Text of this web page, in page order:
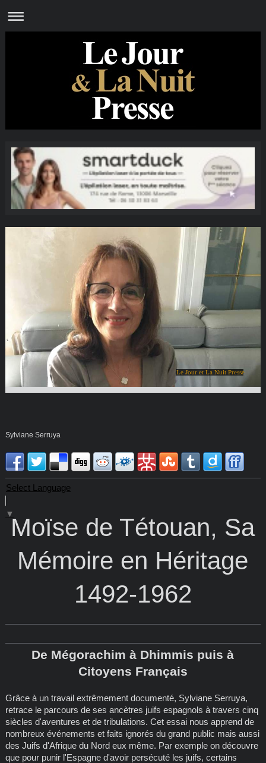
Le Jour et La Nuit Presse
Sylviane Serruya
Select Language
▼Moïse de Tétouan, Sa
Mémoire en Héritage
1492-1962
De Mégorachim à Dhimmis puis à
Citoyens Français
Grâce à un travail extrêmement documenté, Sylviane Serruya,
retrace le parcours de ses ancètres juifs espagnols à travers cinq
siècles d'aventures et de tribulations. Cet essai nous apprend de
nombreux événements et faits ignorés du grand public mais aussi
des Juifs d'Afrique du Nord eux même. Par exemple on découvre
que pour punir l'Espagne d'avoir persécuté les juifs, certains